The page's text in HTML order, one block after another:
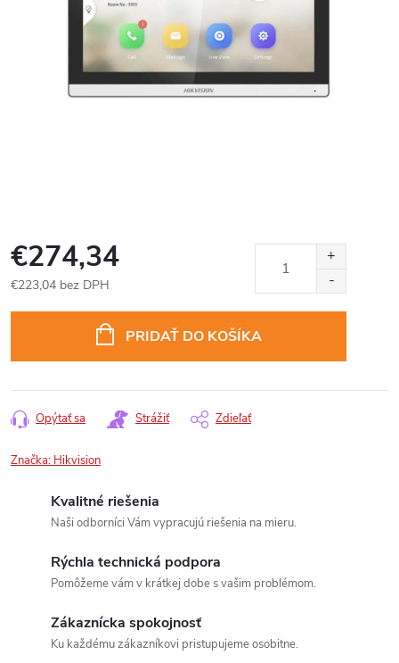
€274,34
€223,04 bez DPH
PRIDAŤ DO KOŠÍKA
Opýtať sa Strážiť Zdieľať
Značka: Hikvision
Kvalitné riešenia
Naši odborníci Vám vypracujú riešenia na mieru.
Rýchla technická podpora
Pomôžeme vám v krátkej dobe s vašim problémom.
Zákaznícka spokojnosť
Ku každému zákazníkovi pristupujeme osobitne.